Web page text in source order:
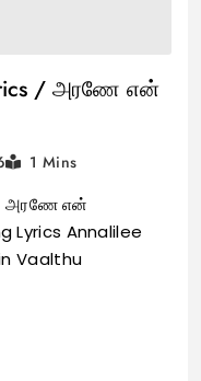
/ அரணே என்
1 Mins
| அரணே என்
Lyrics Annalilee
Vaalthu